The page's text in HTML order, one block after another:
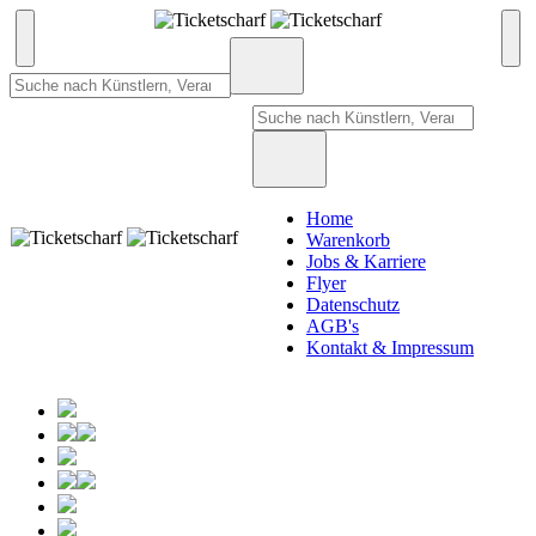
Home
Warenkorb
Jobs & Karriere
Flyer
Datenschutz
AGB's
Kontakt & Impressum